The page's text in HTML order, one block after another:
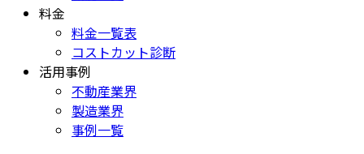
料金
料金一覧表
コストカット診断
活用事例
不動産業界
製造業界
事例一覧